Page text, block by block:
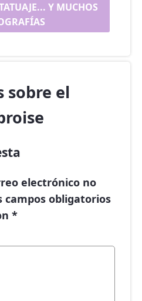
Y MUCHOS
sobre el
electrónico no
campos obligatorios
*